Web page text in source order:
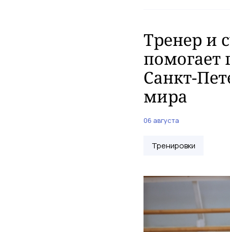
Тренер и
помогает
Санкт-
мира
06 августа
Тренировки